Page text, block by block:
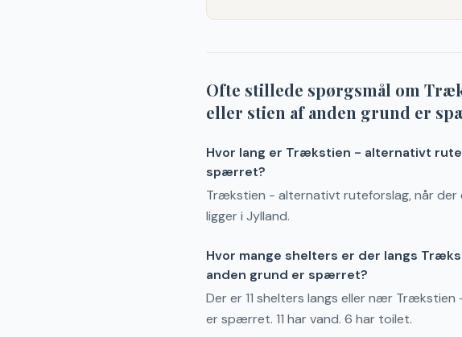
Ofte stillede spørgsmål om
eller stien af anden grund er
Hvor lang er Trækstien - alternativt
spærret?
Trækstien - alternativt ruteforslag, når der
ligger i Jylland.
Hvor mange shelters er der langs
anden grund er spærret?
Der er 11 shelters langs eller nær
er spærret. 11 har vand. 6 har toilet.